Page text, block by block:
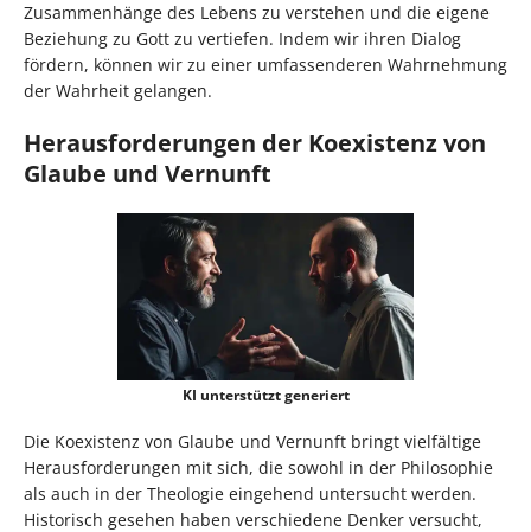
Zusammenhänge des Lebens zu verstehen und die eigene
Beziehung zu Gott zu vertiefen. Indem wir ihren Dialog
fördern, können wir zu einer umfassenderen Wahrnehmung
der Wahrheit gelangen.
Herausforderungen der Koexistenz von
Glaube und Vernunft
KI unterstützt generiert
Die Koexistenz von Glaube und Vernunft bringt vielfältige
Herausforderungen mit sich, die sowohl in der Philosophie
als auch in der Theologie eingehend untersucht werden.
Historisch gesehen haben verschiedene Denker versucht,